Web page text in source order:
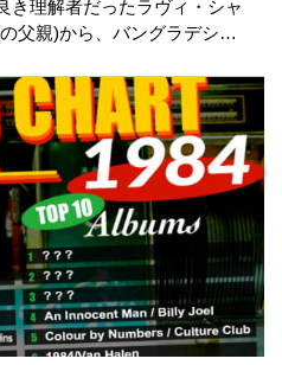
き理解者だったラヴィ・シャ
父親)から、バングラデシ…